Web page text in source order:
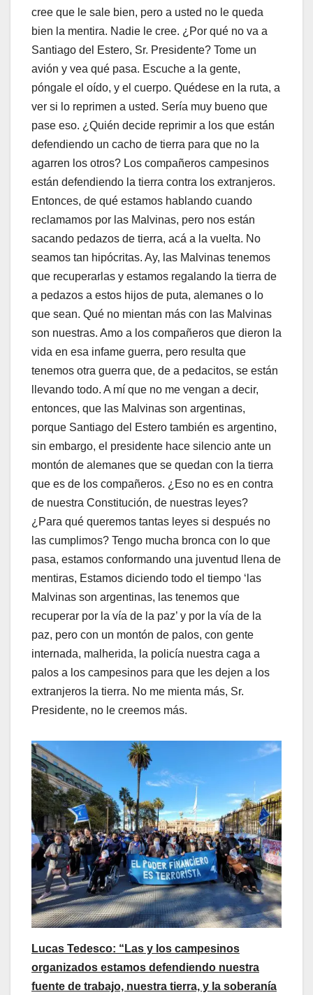
cree que le sale bien, pero a usted no le queda
bien la mentira. Nadie le cree. ¿Por qué no va a
Santiago del Estero, Sr. Presidente? Tome un
avión y vea qué pasa. Escuche a la gente,
póngale el oído, y el cuerpo. Quédese en la ruta, a
ver si lo reprimen a usted. Sería muy bueno que
pase eso. ¿Quién decide reprimir a los que están
defendiendo un cacho de tierra para que no la
agarren los otros? Los compañeros campesinos
están defendiendo la tierra contra los extranjeros.
Entonces, de qué estamos hablando cuando
reclamamos por las Malvinas, pero nos están
sacando pedazos de tierra, acá a la vuelta. No
seamos tan hipócritas. Ay, las Malvinas tenemos
que recuperarlas y estamos regalando la tierra de
a pedazos a estos hijos de puta, alemanes o lo
que sean. Qué no mientan más con las Malvinas
son nuestras. Amo a los compañeros que dieron la
vida en esa infame guerra, pero resulta que
tenemos otra guerra que, de a pedacitos, se están
llevando todo. A mí que no me vengan a decir,
entonces, que las Malvinas son argentinas,
porque Santiago del Estero también es argentino,
sin embargo, el presidente hace silencio ante un
montón de alemanes que se quedan con la tierra
que es de los compañeros. ¿Eso no es en contra
de nuestra Constitución, de nuestras leyes?
¿Para qué queremos tantas leyes si después no
las cumplimos? Tengo mucha bronca con lo que
pasa, estamos conformando una juventud llena de
mentiras, Estamos diciendo todo el tiempo ‘las
Malvinas son argentinas, las tenemos que
recuperar por la vía de la paz’ y por la vía de la
paz, pero con un montón de palos, con gente
internada, malherida, la policía nuestra caga a
palos a los campesinos para que les dejen a los
extranjeros la tierra. No me mienta más, Sr.
Presidente, no le creemos más.
Lucas Tedesco: “Las y los campesinos
organizados estamos defendiendo nuestra
fuente de trabajo, nuestra tierra, y la soberanía